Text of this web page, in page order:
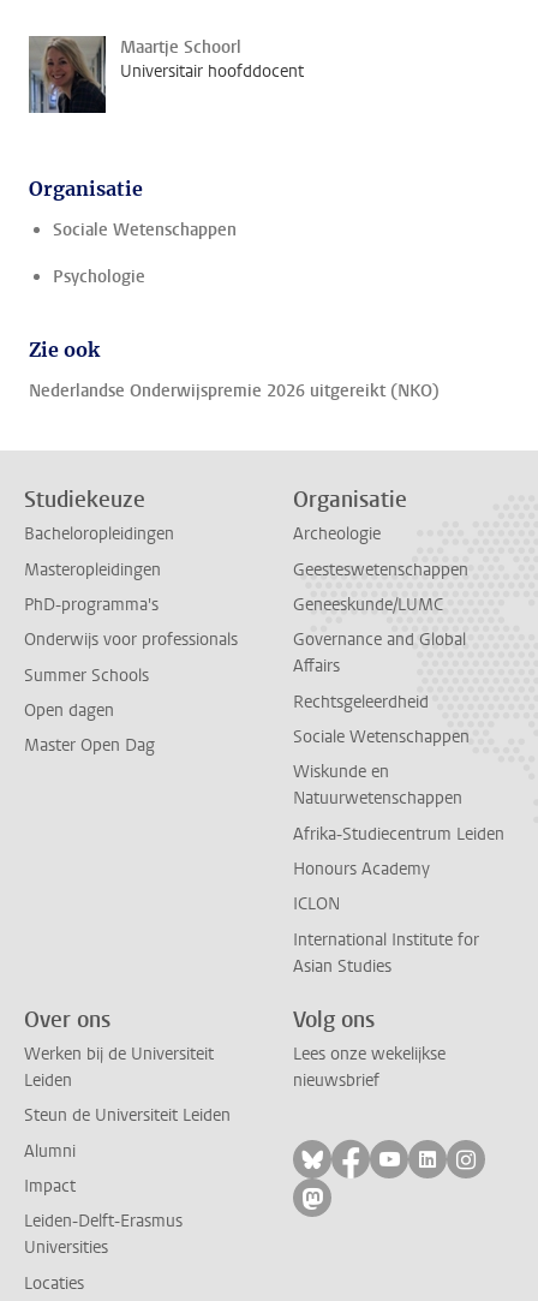
Maartje Schoorl
Universitair hoofddocent
Organisatie
Sociale Wetenschappen
Psychologie
Zie ook
Nederlandse Onderwijspremie 2026 uitgereikt (NKO)
Studiekeuze
Bacheloropleidingen
Masteropleidingen
PhD-programma's
Onderwijs voor professionals
Summer Schools
Open dagen
Master Open Dag
Organisatie
Archeologie
Geesteswetenschappen
Geneeskunde/LUMC
Governance and Global
Affairs
Rechtsgeleerdheid
Sociale Wetenschappen
Wiskunde en
Natuurwetenschappen
Afrika-Studiecentrum Leiden
Honours Academy
ICLON
International Institute for
Asian Studies
Over ons
Werken bij de Universiteit
Leiden
Steun de Universiteit Leiden
Alumni
Impact
Leiden-Delft-Erasmus
Universities
Locaties
Volg ons
Lees onze wekelijkse
nieuwsbrief
Volg ons op bluesky
Volg ons op
Volg ons op
Volg ons
Volg
Volg ons op mastodon